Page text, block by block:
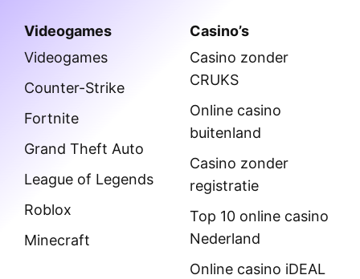
Videogames
Videogames
Counter-Strike
Fortnite
Grand Theft Auto
League of Legends
Roblox
Minecraft
Casino’s
Casino zonder
CRUKS
Online casino
buitenland
Casino zonder
registratie
Top 10 online casino
Nederland
Online casino iDEAL